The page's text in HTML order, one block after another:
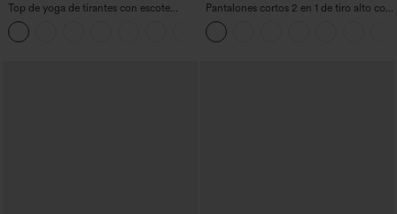
Top de yoga de tirantes con escote
redondo, fruncido y tacto fresco -
UPF50+
Pantalones cortos 2 en 1 de tiro alto con
bolsillo interior y trasero